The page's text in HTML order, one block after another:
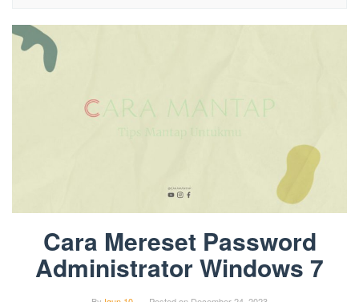
Cara Mereset Password
Administrator Windows 7